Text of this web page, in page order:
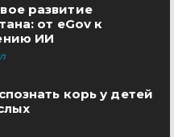
развитие
от eGov к
ИИ
корь у детей